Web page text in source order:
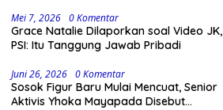
Mei 7, 2026 0 Komentar
Grace Natalie Dilaporkan soal Video JK,
PSI: Itu Tanggung Jawab Pribadi
Juni 26, 2026 0 Komentar
Sosok Figur Baru Mulai Mencuat, Senior
Aktivis Yhoka Mayapada Disebut